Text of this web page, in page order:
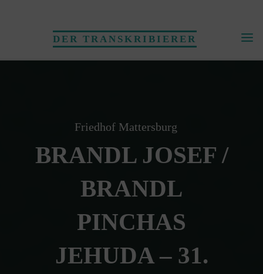
DER TRANSKRIBIERER
Friedhof Mattersburg
BRANDL JOSEF /
BRANDL
PINCHAS
JEHUDA – 31.